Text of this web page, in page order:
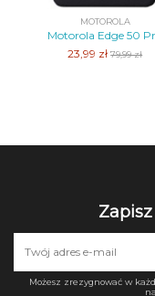
MOTOROLA
Motorola Edge 50
23,99 zł79,99 zł
Możesz zrezygnować w